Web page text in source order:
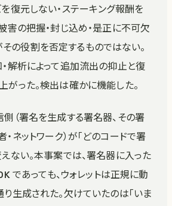
復元しない・ステーキング報酬を
害の把握・封じ込め・是正に不可欠
の役割を否定するものではない。
解析によって追加流出の抑止と復
がった。検出は確かに機能した。
（署名を生成する署名器、その署
ネットワーク）が「どのコードで署
ない。本事案では、署名器に入った
であっても、ウォレットは正規に動
生成された。欠けていたのは「いま